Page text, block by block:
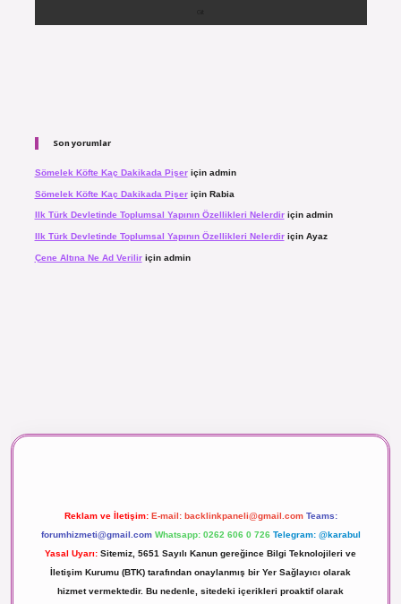
Son yorumlar
Sömelek Köfte Kaç Dakikada Pişeriçin admin
Sömelek Köfte Kaç Dakikada Pişeriçin Rabia
Ilk Türk Devletinde Toplumsal Yapının Özellikleri Nelerdiriçin admin
Ilk Türk Devletinde Toplumsal Yapının Özellikleri Nelerdiriçin Ayaz
Çene Altına Ne Ad Veriliriçin admin
Reklam ve İletişim: E-mail: backlinkpaneli@gmail.com Teams:
forumhizmeti@gmail.com Whatsapp: 0262 606 0 726 Telegram: @karabul
Yasal Uyarı: Sitemiz, 5651 Sayılı Kanun gereğince Bilgi Teknolojileri ve
İletişim Kurumu (BTK) tarafından onaylanmış bir Yer Sağlayıcı olarak
hizmet vermektedir. Bu nedenle, sitedeki içerikleri proaktif olarak